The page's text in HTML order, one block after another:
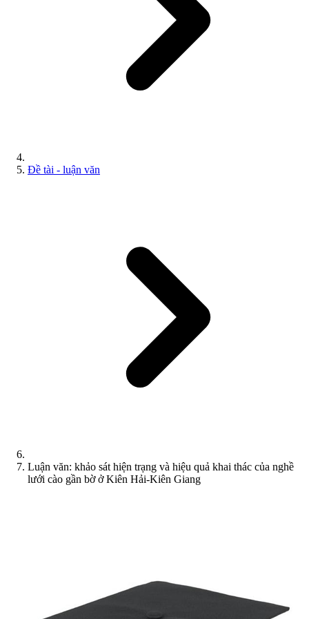
Đề tài - luận văn
Luận văn: khảo sát hiện trạng và hiệu quả khai thác của nghề
lưới cào gần bờ ở Kiên Hải-Kiên Giang